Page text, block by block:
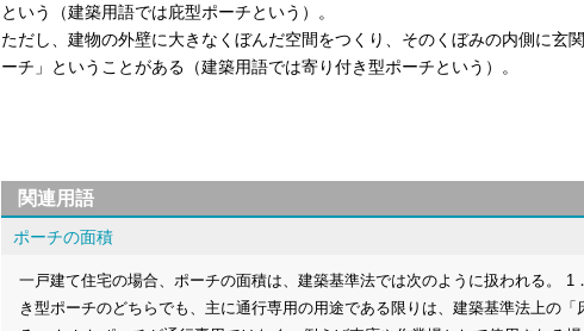
という（建築用語では庇型ポーチという）。
ただし、建物の外壁に大きなくぼんだ空間をつくり、そのくぼみの内側に玄
ーチ」ということがある（建築用語では寄り付き型ポーチという）。
関連用語
ポーチの面積
一戸建て住宅の場合、ポーチの面積は、建築基準法では次のように扱われる。 1
き型ポーチのどちらでも、主に通行専用の用途である限りは、建築基準法上の